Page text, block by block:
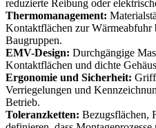
reduzierte Reibung oder
Thermomanagement:
Kontaktflächen zur Wärmeabfuhr
Baugruppen.
EMV-Design: Durchgängige
Kontaktflächen und dichte
Ergonomie und Sicherheit:
Verriegelungen und
Betrieb.
Toleranzketten: Bezugsflächen,